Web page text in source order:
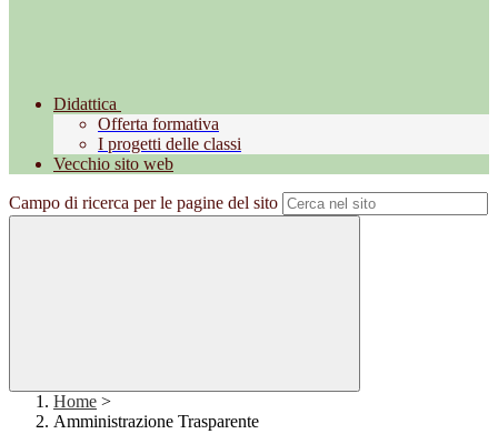
Didattica
Offerta formativa
I progetti delle classi
Vecchio sito web
Campo di ricerca per le pagine del sito
Home >
Amministrazione Trasparente